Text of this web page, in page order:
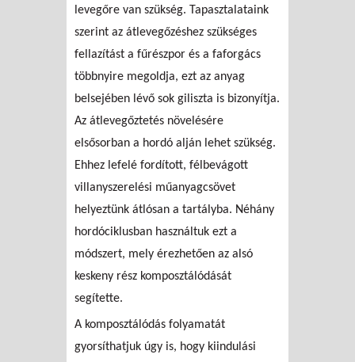
levegőre van szükség. Tapasztalataink
szerint az átlevegőzéshez szükséges
fellazítást a fűrészpor és a faforgács
többnyire megoldja, ezt az anyag
belsejében lévő sok giliszta is bizonyítja.
Az átlevegőztetés növelésére
elsősorban a hordó alján lehet szükség.
Ehhez lefelé fordított, félbevágott
villanyszerelési műanyagcsövet
helyeztünk átlósan a tartályba. Néhány
hordóciklusban használtuk ezt a
módszert, mely érezhetően az alsó
keskeny rész komposztálódását
segítette.
A komposztálódás folyamatát
gyorsíthatjuk úgy is, hogy kiindulási